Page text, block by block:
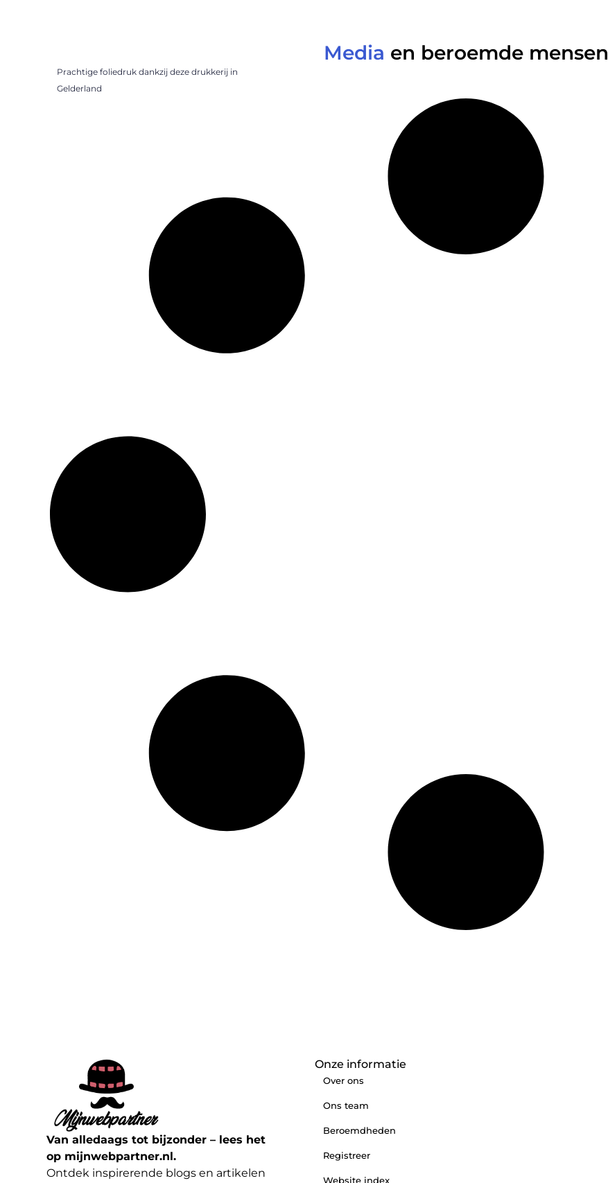
Media en beroemde mensen
Prachtige foliedruk dankzij deze drukkerij in
Gelderland
Van alledaags tot bijzonder – lees het
op mijnwebpartner.nl.
Ontdek inspirerende blogs en artikelen
Onze informatie
Over ons
Ons team
Beroemdheden
Registreer
Website index